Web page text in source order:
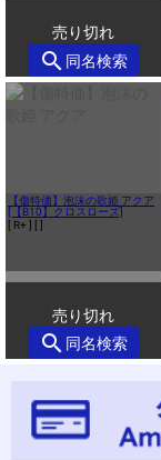
売り切れ
search 同名検索
【傷特価】泡沫の歌姫 アクア
[【B10】クロスローズ]
[ R+ ] [ ]
売り切れ
search 同名検索